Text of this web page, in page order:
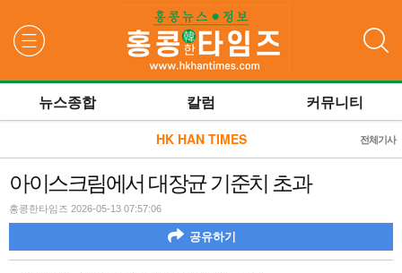
뉴스종합 칼럼 커뮤니티
HK HAN TIMES 전체기사
아이스크림에서 대장균 기준치 초과
홍콩한타임즈 2026-05-13 07:57:06
공유하기